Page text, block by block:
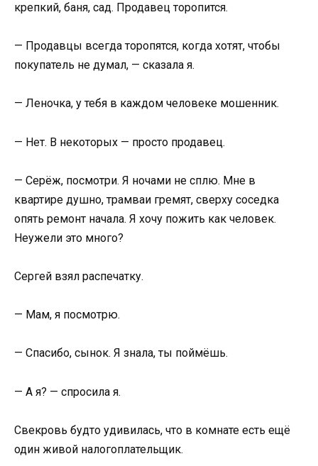
крепкий, баня, сад. Продавец торопится.
— Продавцы всегда торопятся, когда хотят, чтобы
покупатель не думал, — сказала я.
— Леночка, у тебя в каждом человеке мошенник.
— Нет. В некоторых — просто продавец.
— Серёж, посмотри. Я ночами не сплю. Мне в
квартире душно, трамваи гремят, сверху соседка
опять ремонт начала. Я хочу пожить как человек.
Неужели это много?
Сергей взял распечатку.
— Мам, я посмотрю.
— Спасибо, сынок. Я знала, ты поймёшь.
— А я? — спросила я.
Свекровь будто удивилась, что в комнате есть ещё
один живой налогоплательщик.